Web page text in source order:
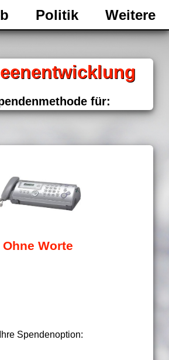
Politik Weitere
für:
Ohne Worte
Spendenoption: